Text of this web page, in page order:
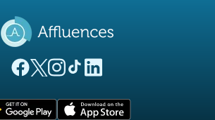
(novo separador)
(novo separador)
(novo separador)
(novo separador)
(novo separador)